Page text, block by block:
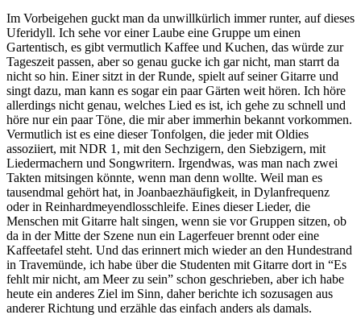
Im Vorbeigehen guckt man da unwillkürlich immer runter, auf dieses
Uferidyll. Ich sehe vor einer Laube eine Gruppe um einen
Gartentisch, es gibt vermutlich Kaffee und Kuchen, das würde zur
Tageszeit passen, aber so genau gucke ich gar nicht, man starrt da
nicht so hin. Einer sitzt in der Runde, spielt auf seiner Gitarre und
singt dazu, man kann es sogar ein paar Gärten weit hören. Ich höre
allerdings nicht genau, welches Lied es ist, ich gehe zu schnell und
höre nur ein paar Töne, die mir aber immerhin bekannt vorkommen.
Vermutlich ist es eine dieser Tonfolgen, die jeder mit Oldies
assoziiert, mit NDR 1, mit den Sechzigern, den Siebzigern, mit
Liedermachern und Songwritern. Irgendwas, was man nach zwei
Takten mitsingen könnte, wenn man denn wollte. Weil man es
tausendmal gehört hat, in Joanbaezhäufigkeit, in Dylanfrequenz
oder in Reinhardmeyendlosschleife. Eines dieser Lieder, die
Menschen mit Gitarre halt singen, wenn sie vor Gruppen sitzen, ob
da in der Mitte der Szene nun ein Lagerfeuer brennt oder eine
Kaffeetafel steht. Und das erinnert mich wieder an den Hundestrand
in Travemünde, ich habe über die Studenten mit Gitarre dort in “Es
fehlt mir nicht, am Meer zu sein” schon geschrieben, aber ich habe
heute ein anderes Ziel im Sinn, daher berichte ich sozusagen aus
anderer Richtung und erzähle das einfach anders als damals.